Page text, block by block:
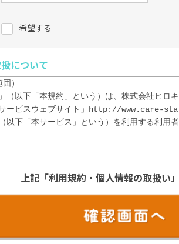
希望する
について
）
（以下「本規約」という）は、株式会社ヒロ
サービスウェブサイト」http://www.care-
以下「本サービス」という）を利用する利用
点で、本規約の内容を全て承諾したものとみ
よび責任において、本サイトを利用または、
力した情報の正確性について責任を負うもの
よって登録内容を修正するものとする。
上記「利用規約・個人情報の取扱い